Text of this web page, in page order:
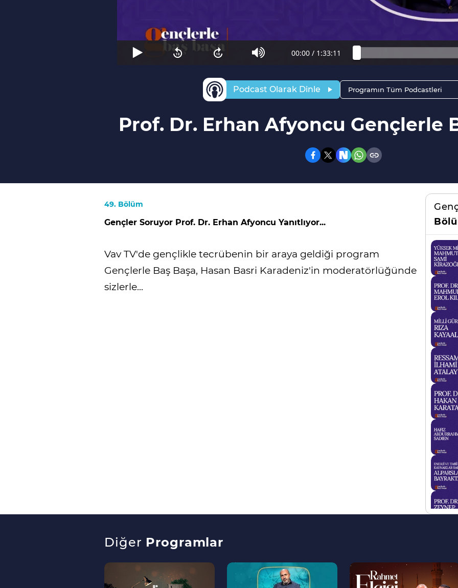
00:00 / 1:33:11
Podcast Olarak Dinle Programın Tüm Podcastleri
Prof. Dr. Erhan Afyoncu Gençlerle
49. Bölüm
Gençler Soruyor Prof. Dr. Erhan Afyoncu Yanıtlıyor...
Vav TV'de gençlikle tecrübenin bir araya geldiği program
Gençlerle Baş Başa, Hasan Basri Karadeniz'in moderatörlüğünde
sizlerle...
Diğer Programlar
--
>